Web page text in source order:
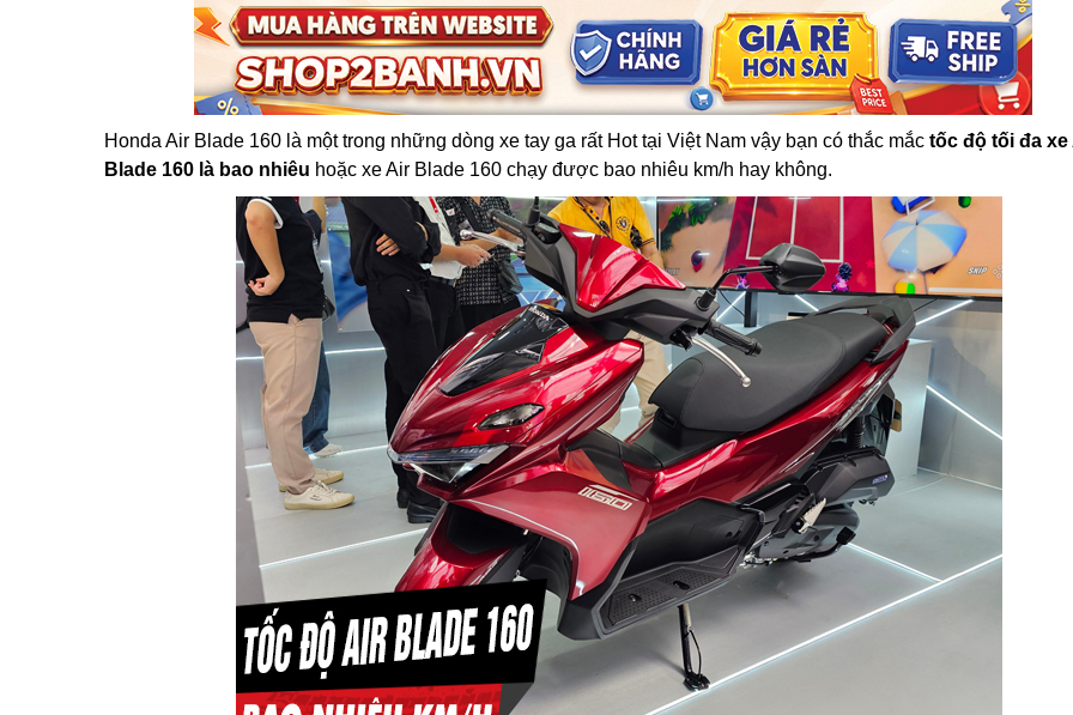
Honda Air Blade 160 là một trong những dòng xe tay ga rất Hot tại Việt Nam vậy bạn có thắc mắc tốc độ tối đa xe
Blade 160 là bao nhiêu hoặc xe Air Blade 160 chạy được bao nhiêu km/h hay không.